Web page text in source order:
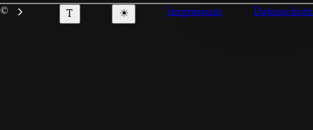
© T ☀ Im­pressum Daten­schutz